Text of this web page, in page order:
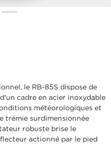
le RB-85S dispose de
cadre en acier inoxydable
météorologiques et
trémie surdimensionnée
robuste brise le
actionné par le pied